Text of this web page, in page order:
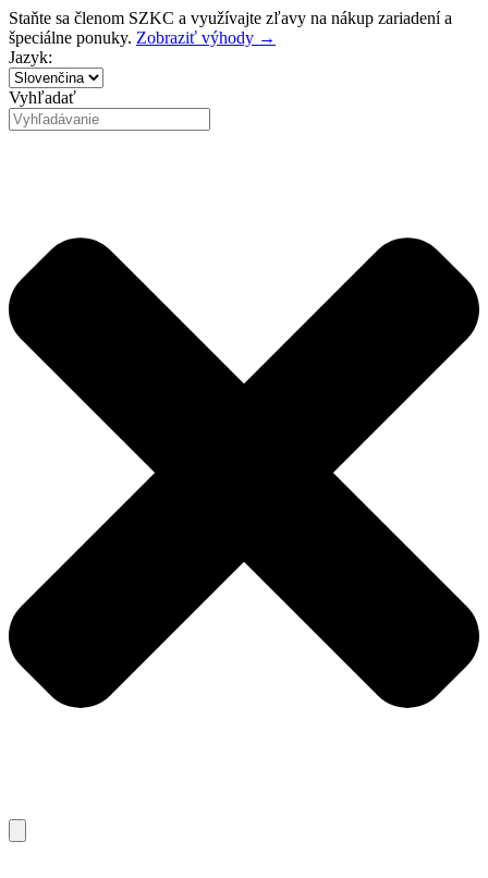
Preskočiť
na
obsah
Staňte sa členom SZKC a využívajte zľavy na nákup zariadení a
špeciálne ponuky. Zobraziť výhody →
Jazyk:
Vyhľadať